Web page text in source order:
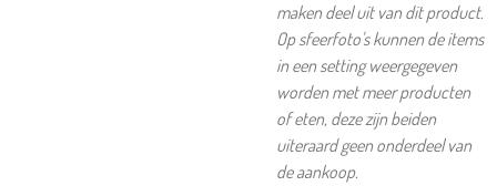
maken deel uit van dit product.
Op sfeerfoto's kunnen de items
in een setting weergegeven
worden met meer producten
of eten, deze zijn beiden
uiteraard geen onderdeel van
de aankoop.